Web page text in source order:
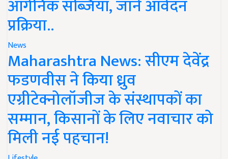
ऑर्गेनिक सब्जियां, जानें आवेदन
प्रक्रिया..
News
Maharashtra News: सीएम देवेंद्र
फडणवीस ने किया ध्रुव
एग्रीटेक्नोलॉजीज के संस्थापकों का
सम्मान, किसानों के लिए नवाचार को
मिली नई पहचान!